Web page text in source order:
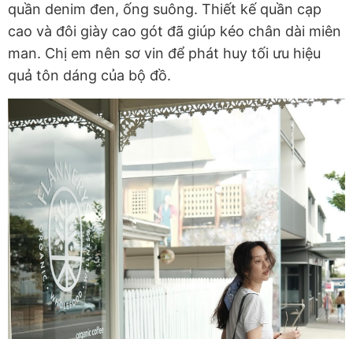
quần denim đen, ống suông. Thiết kế quần cạp
cao và đôi giày cao gót đã giúp kéo chân dài miên
man. Chị em nên sơ vin để phát huy tối ưu hiệu
quả tôn dáng của bộ đồ.